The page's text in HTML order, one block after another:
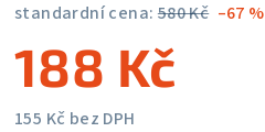
z
5
hvězdiček.
standardní cena: 580 Kč –67 %
188 Kč
155 Kč bez DPH